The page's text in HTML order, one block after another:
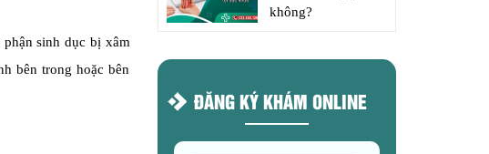
sinh dục bị xâm
bên trong hoặc bên
không?
ĐĂNG KÝ KHÁM ONLINE